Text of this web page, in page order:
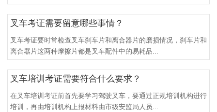
叉车考证需要留意哪些事情？
叉车考证要时常检查叉车刹车片和离合器片的磨损情况，刹车片和
离合器片这两种摩擦片都是叉车配件中的易耗品...
叉车培训考证需要符合什么要求？
在叉车培训考证前首先要学习驾驶叉车，要通过正规培训机构进行
培训，再由培训机构上报材料由市级安监局人员...